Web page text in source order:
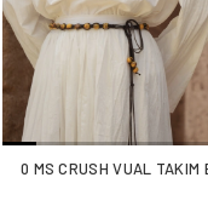
0 MS CRUSH VUAL TAKIM